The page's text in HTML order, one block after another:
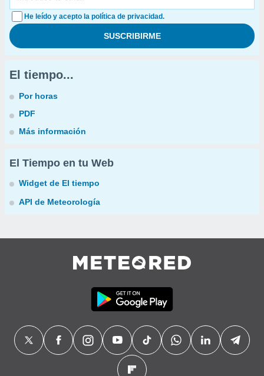
He leído y acepto la política de privacidad.
El tiempo...
Por horas
PDF
Más información
El Tiempo en tu Web
Widget de El tiempo
API de Meteorología